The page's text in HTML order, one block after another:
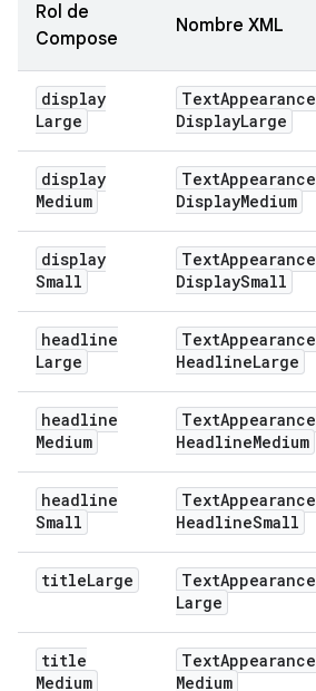
Rol de
Compose
Nombre XML
display
Large
TextAppearance
DisplayLarge
display
Medium
TextAppearance
DisplayMedium
display
Small
TextAppearance
DisplaySmall
headline
Large
TextAppearance
HeadlineLarge
headline
Medium
TextAppearance
HeadlineMedium
headline
Small
TextAppearance
HeadlineSmall
titleLarge TextAppearance
Large
title
Medium
TextAppearance
Medium